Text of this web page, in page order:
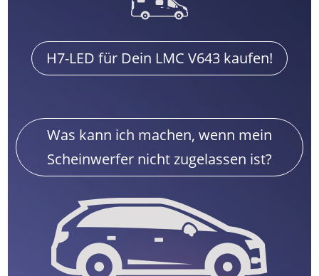
H7-LED für Dein LMC V643 kaufen!
Was kann ich machen, wenn mein
Scheinwerfer nicht zugelassen ist?